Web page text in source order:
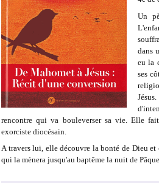
Un
dans
eu la
ses
rencontre qui va bouleverser sa vie. Elle
exorciste diocésain.
A travers lui, elle découvre la bonté de Dieu et
qui la mènera jusqu'au baptême la nuit de